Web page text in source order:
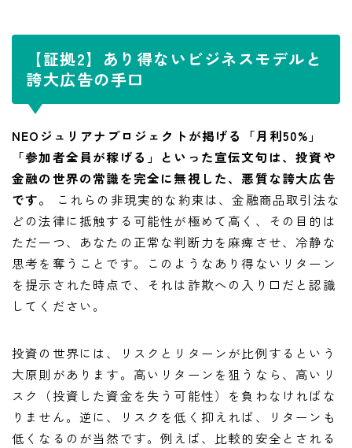
【証拠2】あり得ないビジネスモデルと
誇大広告の手口
NEOジュリアナプロジェクトが掲げる「月利50%」
「参加者全員が稼げる」といった宣伝文句は、投資や
金融の世界の常識を完全に無視した、悪質な誇大広告
です。
これらの非現実的な約束は、金融商品取引法な
どの法律に抵触する可能性が極めて高く、その目的は
ただ一つ、あなたの正常な判断力を麻痺させ、冷静な
思考を奪うことです。このようなあり得ないリターン
を提示された時点で、それは詐欺への入り口だと認識
してください。
投資の世界には、リスクとリターンが比例するという
大原則があります。高いリターンを狙うなら、高いリ
スク（投資した資金を失う可能性）を負わなければな
りません。逆に、リスクを低く抑えれば、リターンも
低くなるのが当然です。例えば、比較的安全とされる